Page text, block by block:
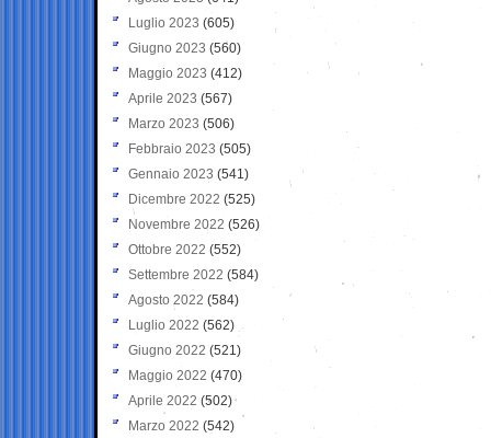
Luglio 2023 (605)
Giugno 2023 (560)
Maggio 2023 (412)
Aprile 2023 (567)
Marzo 2023 (506)
Febbraio 2023 (505)
Gennaio 2023 (541)
Dicembre 2022 (525)
Novembre 2022 (526)
Ottobre 2022 (552)
Settembre 2022 (584)
Agosto 2022 (584)
Luglio 2022 (562)
Giugno 2022 (521)
Maggio 2022 (470)
Aprile 2022 (502)
Marzo 2022 (542)